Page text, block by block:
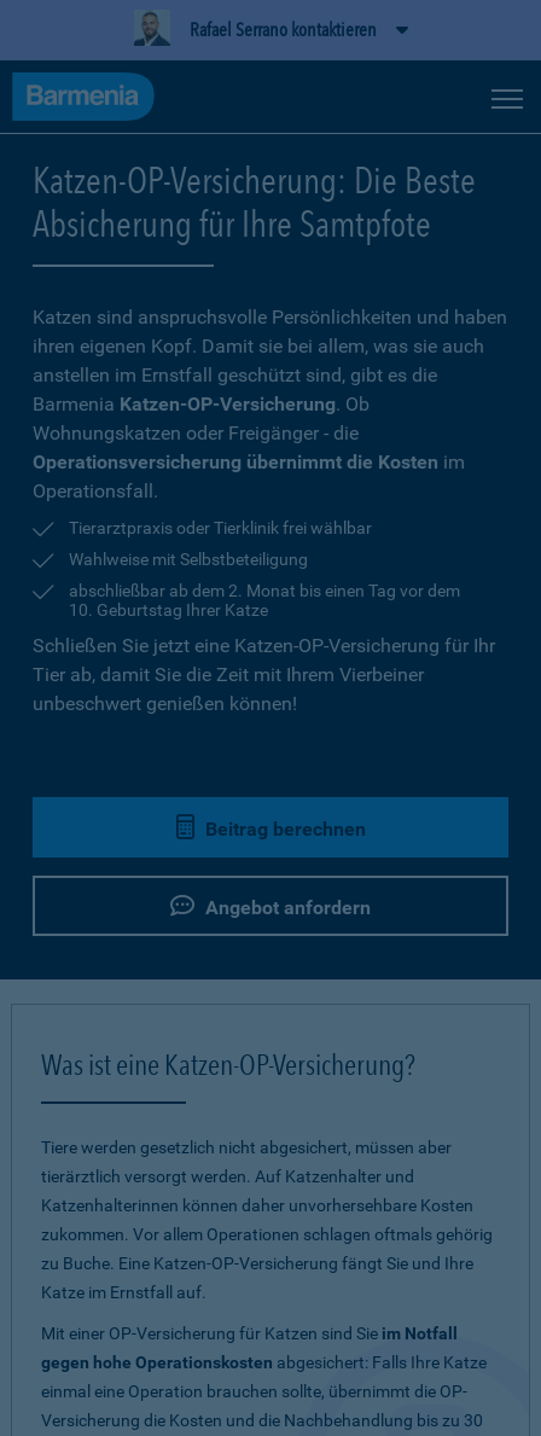
Rafael Serrano kontaktieren
Katzen-OP-Versicherung: Die Beste
Absicherung für Ihre Samtpfote
Katzen sind anspruchsvolle Persönlichkeiten und haben
ihren eigenen Kopf. Damit sie bei allem, was sie auch
anstellen im Ernstfall geschützt sind, gibt es die
Barmenia Katzen-OP-Versicherung. Ob
Wohnungskatzen oder Freigänger - die
Operationsversicherung übernimmt die Kosten im
Operationsfall.
Tierarztpraxis oder Tierklinik frei wählbar
Wahlweise mit Selbstbeteiligung
abschließbar ab dem 2. Monat bis einen Tag vor dem
10. Geburtstag Ihrer Katze
Schließen Sie jetzt eine Katzen-OP-Versicherung für Ihr
Tier ab, damit Sie die Zeit mit Ihrem Vierbeiner
unbeschwert genießen können!
Beitrag berechnen
Angebot anfordern
Was ist eine Katzen-OP-Versicherung?
Tiere werden gesetzlich nicht abgesichert, müssen aber
tierärztlich versorgt werden. Auf Katzenhalter und
Katzenhalterinnen können daher unvorhersehbare Kosten
zukommen. Vor allem Operationen schlagen oftmals gehörig
zu Buche. Eine Katzen-OP-Versicherung fängt Sie und Ihre
Katze im Ernstfall auf.
Mit einer OP-Versicherung für Katzen sind Sie im Notfall
gegen hohe Operationskosten abgesichert: Falls Ihre Katze
einmal eine Operation brauchen sollte, übernimmt die OP-
Versicherung die Kosten und die Nachbehandlung bis zu 30